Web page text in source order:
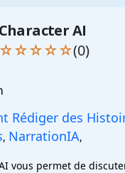
Character AI
☆☆☆☆☆(0)
Rédiger des
, NarrationIA,
vous permet de